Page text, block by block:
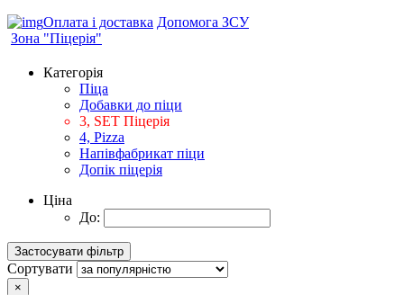
Оплата і доставка Допомога ЗСУ
Зона "Піцерія"
Категорія
Піца
Добавки до піци
3, SET Піцерія
4, Pizza
Напівфабрикат піци
Допік піцерія
Ціна
До:
Сортувати
×